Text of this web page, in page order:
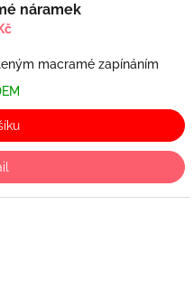
náramek
macramé zapínáním